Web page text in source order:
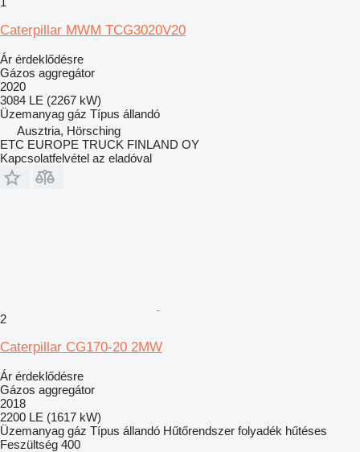
Caterpillar MWM TCG3020V20
Ár érdeklődésre
Gázos aggregátor
2020
3084 LE (2267 kW)
Üzemanyag gáz Típus állandó
Ausztria, Hörsching
ETC EUROPE TRUCK FINLAND OY
Kapcsolatfelvétel az eladóval
2
Caterpillar CG170-20 2MW
Ár érdeklődésre
Gázos aggregátor
2018
2200 LE (1617 kW)
Üzemanyag gáz Típus állandó Hűtőrendszer folyadék hűtéses
Feszültség 400